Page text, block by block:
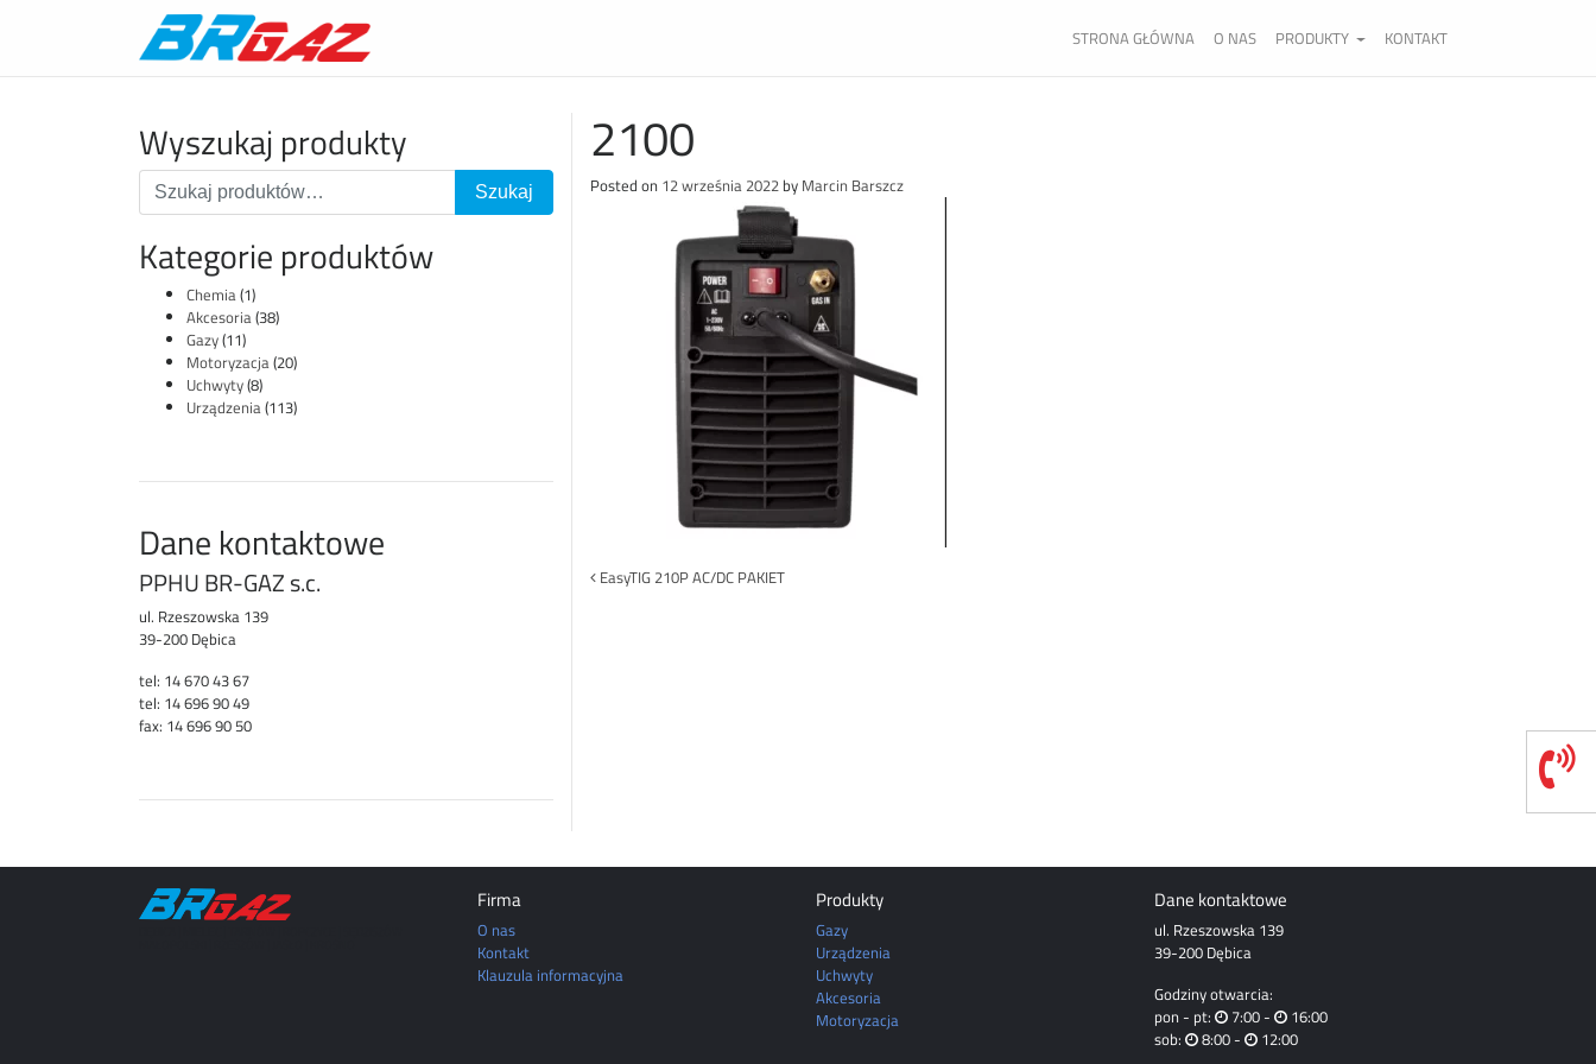
STRONA GŁÓWNA O NAS PRODUKTY KONTAKT
Wyszukaj produkty
Kategorie produktów
Chemia(1)
Akcesoria(38)
Gazy(11)
Motoryzacja(20)
Uchwyty(8)
Urządzenia(113)
Dane kontaktowe
PPHU BR-GAZ s.c.
ul. Rzeszowska 139
39-200 Dębica
tel: 14 670 43 67
tel: 14 696 90 49
fax: 14 696 90 50
2100
Posted on 12 września 2022by Marcin Barszcz
Post
EasyTIG 210P AC/DC PAKIET
Firma
O nas
Kontakt
Klauzula informacyjna
Produkty
Gazy
Urządzenia
Uchwyty
Akcesoria
Motoryzacja
Dane kontaktowe
ul. Rzeszowska 139
39-200 Dębica
Godziny otwarcia:
pon - pt:
7:00 -
16:00
sob:
8:00 - 12:00